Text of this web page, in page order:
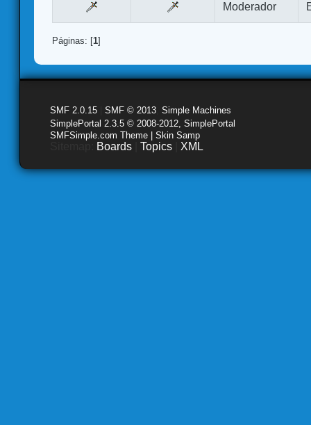
Moderador
Páginas: [1]
SMF 2.0.15 SMF © 2013 Simple Machines
SimplePortal 2.3.5 © 2008-2012, SimplePortal
SMFSimple.com Theme | Skin Samp
Boards Topics XML